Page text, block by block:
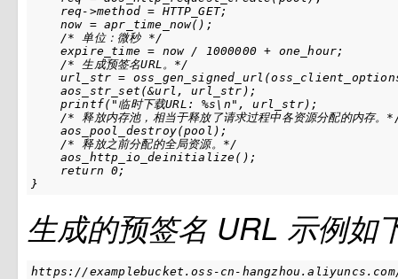
    req->method = HTTP_GET;
    now = apr_time_now();
    /* 单位：微秒 */
    expire_time = now / 1000000 + one_hour;
    /* 生成预签名URL。*/
url_str =
    aos_str_set(&url, url_str);
    printf("临时下载URL: %s\n", url_str);
/* 释放内存池，相当于释放了请求过程中各资源分配的内存。
    aos_pool_destroy(pool);
    /* 释放之前分配的全局资源。*/
    aos_http_io_deinitialize();
    return 0;
}
生成的预签名 URL 示例如
https://examplebucket.oss-cn-